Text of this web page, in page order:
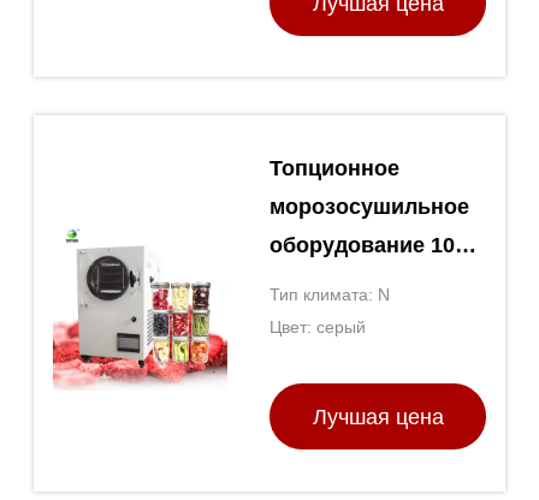
Топционное
морозосушильное
оборудование 1000
Вт морозосушитель
для дома
Тип климата: N
Цвет: серый
Лучшая цена